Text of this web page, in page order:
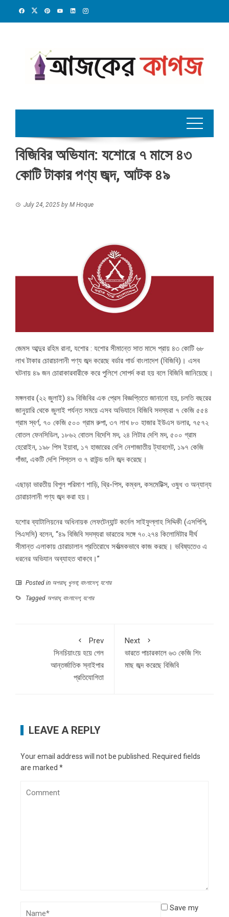
বিজিবির অভিযান: যশোরে ৭ মাসে ৪৩
কোটি টাকার পণ্য জব্দ, আটক ৪৯
July 24, 2025 by M Hoque
জেমস আব্দুর রহিম রানা, যশোর : যশোর সীমান্তে সাত মাসে প্রায় ৪৩ কোটি ৬৮
লাখ টাকার চোরাচালানী পণ্য জব্দ করেছে বর্ডার গার্ড বাংলাদেশ (বিজিবি)। এসব
ঘটনায় ৪৯ জন চোরাকারবারীকে করে পুলিশে সোপর্দ করা হয় বলে বিজিবি জানিয়েছে।
মঙ্গলবার (২২ জুলাই) ৪৯ বিজিবির এক প্রেস বিজ্ঞপ্তিতে জানানো হয়, চলতি বছরের
জানুয়ারি থেকে জুলাই পর্যন্ত সময়ে এসব অভিযানে বিজিবি সদস্যরা ৭ কেজি ৫৫৪
গ্রাম স্বর্ণ, ৭০ কেজি ৫০০ গ্রাম রুপা, ৩৭ লাখ ৮০ হাজার ইউএস ডলার, ৭৫৭২
বোতল ফেনসিডিল, ১৮৬২ বোতল বিদেশি মদ, ২৪ লিটার দেশি মদ, ৫০০ গ্রাম
হেরোইন, ১৯৮ পিস ইয়াবা, ১৭ হাজারের বেশি নেশাজাতীয় ট্যাবলেট, ১৯৭ কেজি
গাঁজা, একটি দেশি পিস্তল ও ৭ রাউন্ড গুলি জব্দ করেছে।
এছাড়া ভারতীয় বিপুল পরিমাণ শাড়ি, থ্রি-পিস, কম্বল, কসমেটিক্স, ওষুধ ও অন্যান্য
চোরাচালানী পণ্য জব্দ করা হয়।
যশোর ব্যাটালিয়নের অধিনায়ক লেফটেন্যান্ট কর্নেল সাইফুল্লাহ সিদ্দিকী (এসপিপি,
পিএসসি) বলেন, “৪৯ বিজিবি সদস্যরা ভারতের সঙ্গে ৭০.২৭৪ কিলোমিটার দীর্ঘ
সীমান্ত এলাকায় চোরাচালান প্রতিরোধে সর্বাত্মকভাবে কাজ করছে। ভবিষ্যতেও এ
ধরনের অভিযান অব্যাহত থাকবে।”
Posted in অপরাধ, খুলনা, বাংলাদেশ, যশোর
Tagged অপরাধ, বাংলাদেশ, যশোর
Prev
সিনচিয়াংয়ে হয়ে গেল
আন্তর্জাতিক স্নাইপার
প্রতিযোগিতা
Next
ভারতে পাচারকালে ৬৩ কেজি শিং
মাছ জব্দ করেছে বিজিবি
LEAVE A REPLY
Your email address will not be published.
Required fields
are marked *
Save my